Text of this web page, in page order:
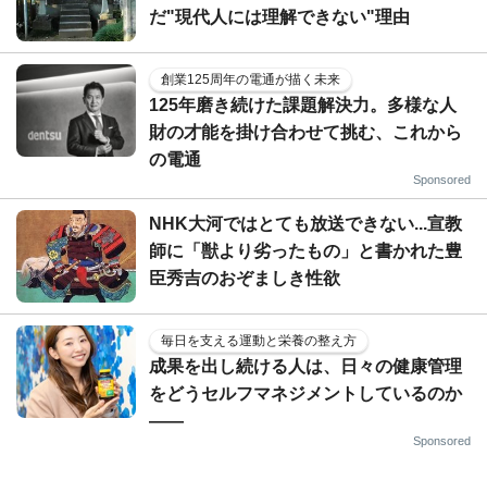
だ"現代人には理解できない"理由
創業125周年の電通が描く未来
125年磨き続けた課題解決力。多様な人
財の才能を掛け合わせて挑む、これから
の電通
Sponsored
NHK大河ではとても放送できない...宣教
師に「獣より劣ったもの」と書かれた豊
臣秀吉のおぞましき性欲
毎日を支える運動と栄養の整え方
成果を出し続ける人は、日々の健康管理
をどうセルフマネジメントしているのか
——
Sponsored